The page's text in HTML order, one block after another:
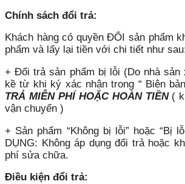
Chính sách đổi trả:
Khách hàng có quyền ĐỔI sản phẩm
phẩm và lấy lại tiền với chi tiết như
+ Đổi trả sản phẩm bị lỗi (Do nhà
kề từ khi ký xác nhận trong “ Biên
TRẢ MIỄN PHÍ HOẶC HOÀN TIỀN(
vận chuyển )
+ Sản phẩm “Không bị lỗi” hoặc “Bị
DỤNG: Không áp dụng đổi trả hoặc
phí sửa chữa.
Điều kiện đổi trả: